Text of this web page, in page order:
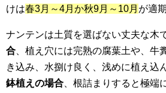
けは春3月～4月か秋9月～10月 が適
ナンテンは土質を選ばない丈夫な木
合 、植え穴には完熟の腐葉土や、牛
き込み、水捌け良く、浅めに植え込
鉢植えの場合 、根詰まりすると極端